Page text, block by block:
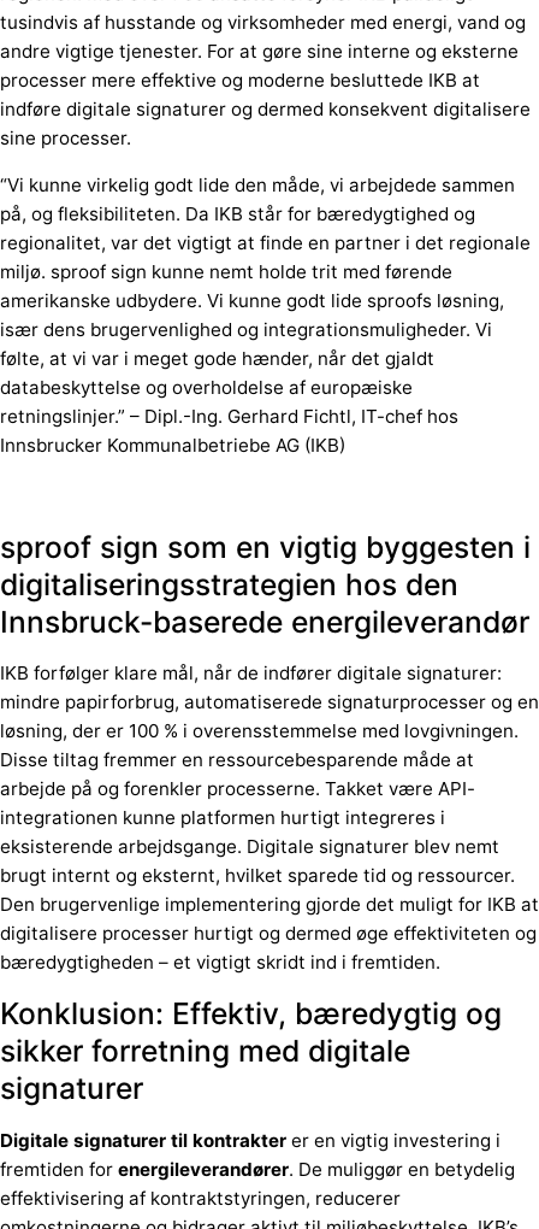
tusindvis af husstande og virksomheder med energi, vand og
andre vigtige tjenester. For at gøre sine interne og eksterne
processer mere effektive og moderne besluttede IKB at
indføre digitale signaturer og dermed konsekvent digitalisere
sine processer.
“Vi kunne virkelig godt lide den måde, vi arbejdede sammen
på, og fleksibiliteten. Da IKB står for bæredygtighed og
regionalitet, var det vigtigt at finde en partner i det regionale
miljø. sproof sign kunne nemt holde trit med førende
amerikanske udbydere. Vi kunne godt lide sproofs løsning,
især dens brugervenlighed og integrationsmuligheder. Vi
følte, at vi var i meget gode hænder, når det gjaldt
databeskyttelse og overholdelse af europæiske
retningslinjer.” – Dipl.-Ing. Gerhard Fichtl, IT-chef hos
Innsbrucker Kommunalbetriebe AG (IKB)
sproof sign som en vigtig byggesten i
digitaliseringsstrategien hos den
Innsbruck-baserede energileverandør
IKB forfølger klare mål, når de indfører digitale signaturer:
mindre papirforbrug, automatiserede signaturprocesser og en
løsning, der er 100 % i overensstemmelse med lovgivningen.
Disse tiltag fremmer en ressourcebesparende måde at
arbejde på og forenkler processerne. Takket være API-
integrationen kunne platformen hurtigt integreres i
eksisterende arbejdsgange. Digitale signaturer blev nemt
brugt internt og eksternt, hvilket sparede tid og ressourcer.
Den brugervenlige implementering gjorde det muligt for IKB at
digitalisere processer hurtigt og dermed øge effektiviteten og
bæredygtigheden – et vigtigt skridt ind i fremtiden.
Konklusion: Effektiv, bæredygtig og
sikker forretning med digitale
signaturer
Digitale signaturer til kontrakter er en vigtig investering i
fremtiden for energileverandører. De muliggør en betydelig
effektivisering af kontraktstyringen, reducerer